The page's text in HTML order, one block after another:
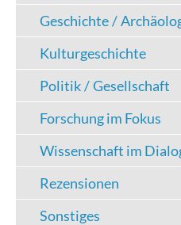
Geschichte /
Kulturgeschichte
Politik / Gesellschaft
Forschung im Fokus
Wissenschaft im
Rezensionen
Sonstiges